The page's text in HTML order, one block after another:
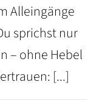
Alleingänge
sprichst nur
– ohne Hebel
[...]